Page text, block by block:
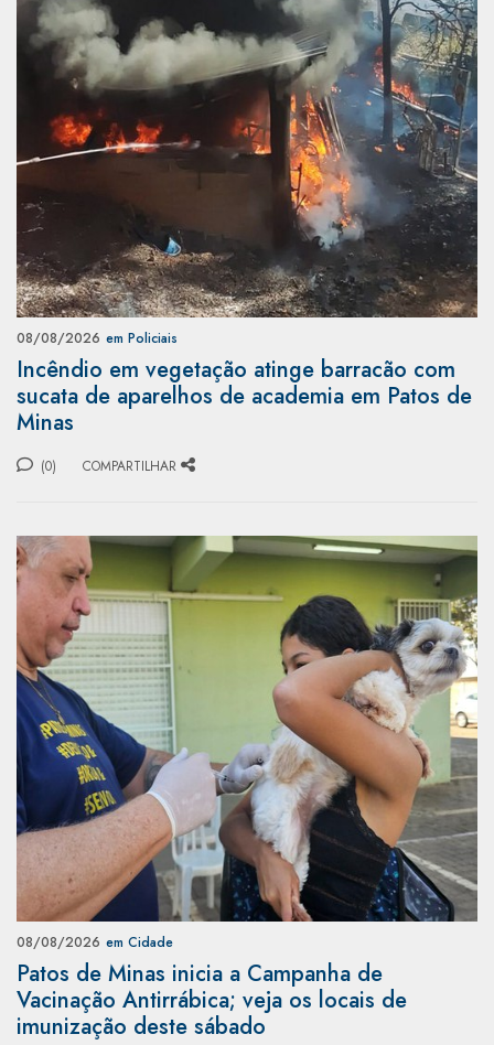
08/08/2026 em Policiais
Incêndio em vegetação atinge barracão com
sucata de aparelhos de academia em Patos de
Minas
(0) COMPARTILHAR
08/08/2026 em Cidade
Patos de Minas inicia a Campanha de
Vacinação Antirrábica; veja os locais de
imunização deste sábado